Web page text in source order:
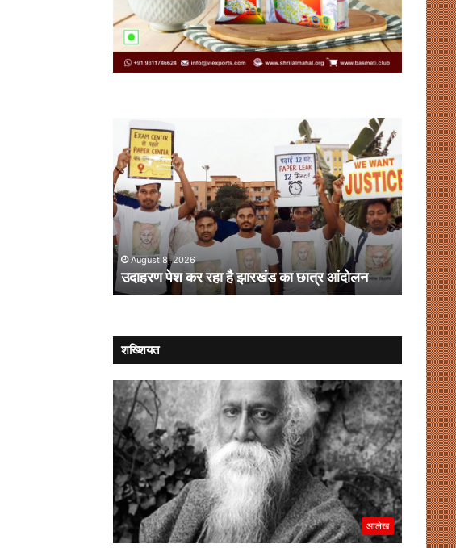
उदाहरण
कर
रहा
है
झारखंड
का
छात्र
आंदोलनAugust 8, 2026
उदाहरण पेश कर रहा है झारखंड का छात्र आंदोलन
गतिरोध
और
लोकतंत्र
:
संवाद
संस्कृति
लौटेगी?
August
संसद में
लौटेगी?
शख्शियत
आलेख